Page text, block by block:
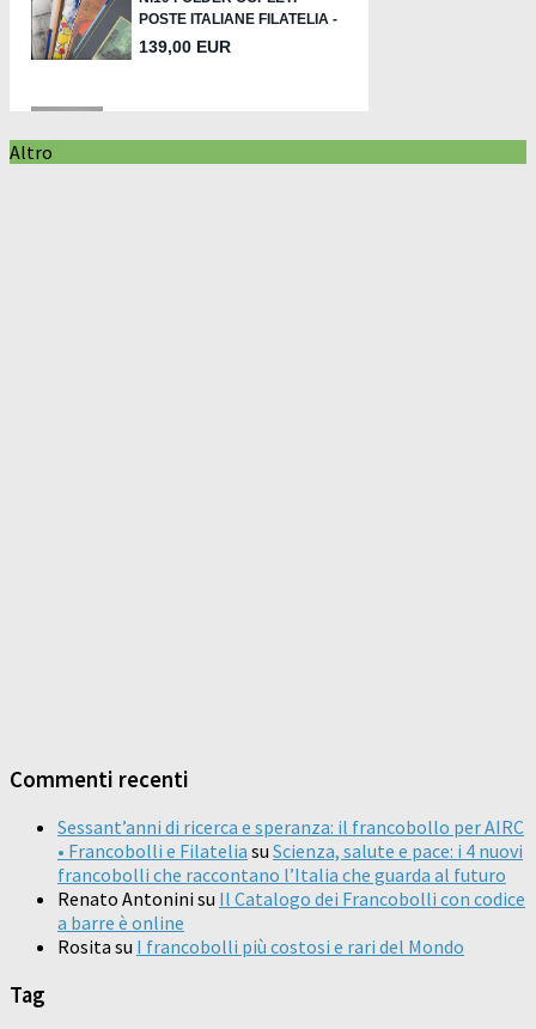
Altro
Commenti recenti
Sessant’anni di ricerca e speranza: il francobollo per AIRC
• Francobolli e Filatelia su Scienza, salute e pace: i 4 nuovi
francobolli che raccontano l’Italia che guarda al futuro
Renato Antonini su Il Catalogo dei Francobolli con codice
a barre è online
Rosita su I francobolli più costosi e rari del Mondo
Tag